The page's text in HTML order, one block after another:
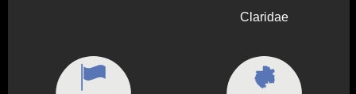
Claridae